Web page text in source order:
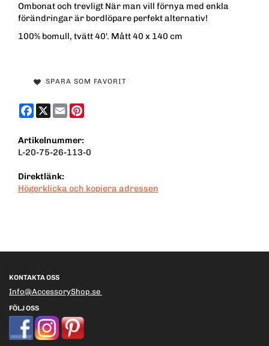
Ombonat och trevligt När man vill förnya med enkla
förändringar är bordlöpare perfekt alternativ!
100% bomull, tvätt 40'. Mått 40 x 140 cm
SPARA SOM FAVORIT
Facebook
X Email
Artikelnummer:
L-20-75-26-113-0
Direktlänk:
Högerklicka och kopiera adressen
KONTAKTA OSS
Info@AccessoryShop.se
FÖLJ OSS